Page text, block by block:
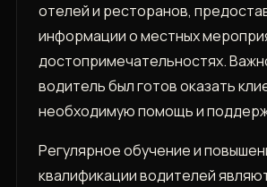
отелей и ресторанов,
информации о местных
достопримечательностях.
водитель был готов оказать
необходимую помощь и
Регулярное обучение и
квалификации водителей